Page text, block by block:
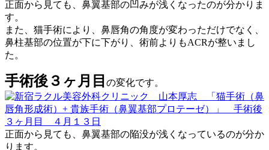
正面から見ても、鼻翼基部の凹みが浅くなったのが分かりま
す。
また、猫手術により、鼻唇角の角度が変わっただけでなく、
鼻柱基部の位置が下に下がり、術前よりもACRが整いまし
た。
手術後３ヶ月目 の変化です。
正面から見ても、鼻翼基部の陥没が浅くなっているのが分か
ります。